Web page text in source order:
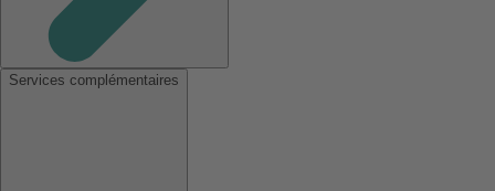
Services complémentaires